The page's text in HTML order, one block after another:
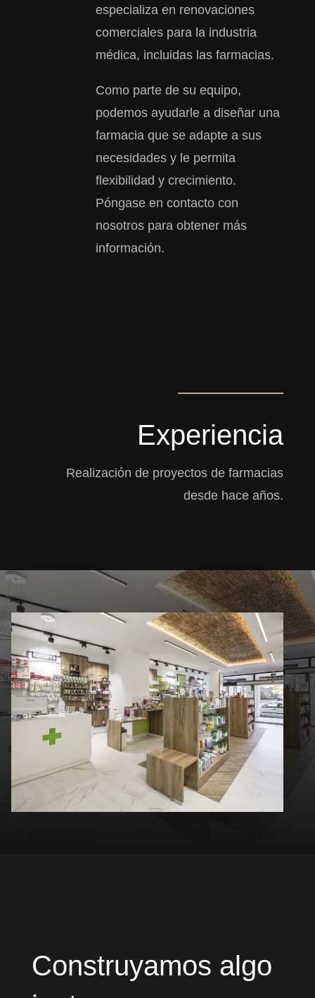
especializa en renovaciones
comerciales para la industria
médica, incluidas las farmacias.
Como parte de su equipo,
podemos ayudarle a diseñar una
farmacia que se adapte a sus
necesidades y le permita
flexibilidad y crecimiento.
Póngase en contacto con
nosotros para obtener más
información.
Experiencia
Realización de proyectos de farmacias
desde hace años.
Construyamos algo